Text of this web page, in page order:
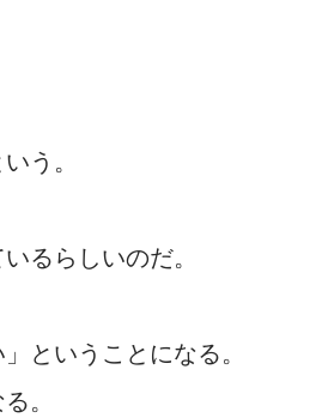
う。
るらしいのだ。
ということになる。
。